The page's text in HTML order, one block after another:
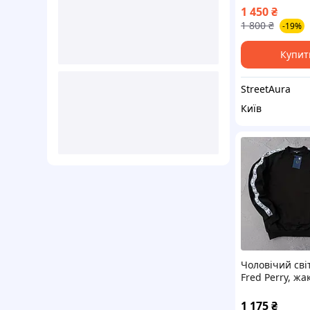
1 450₴
1 800 ₴ -19%
StreetAura
Київ
Чоловічий
Fred Perry,
бавовняна
1 175₴